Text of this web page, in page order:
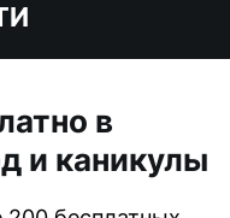
в
и каникулы